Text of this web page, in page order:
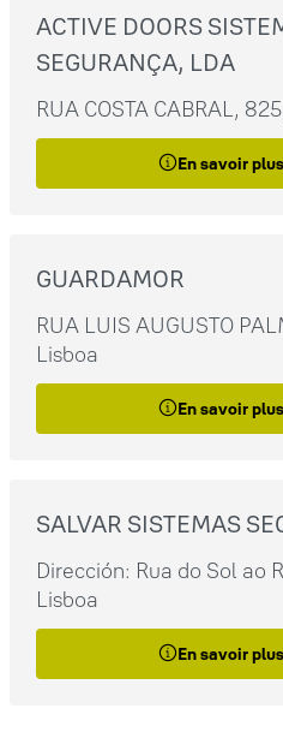
ACTIVE DOORS
SEGURANÇA, LDA
RUA COSTA CABRAL,
En savoir plus
GUARDAMOR
RUA LUIS AUGUSTO
Lisboa
En savoir plus
SALVAR SISTEMAS
Dirección: Rua do Sol ao
Lisboa
En savoir plus